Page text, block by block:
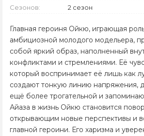
Сезонов:
2 сезон
Главная героиня Ойкю, играющая
амбициозной молодого модельера,
собой яркий образ, наполненный
конфликтами и стремлениями. Её
который воспринимает её лишь как
создают тонкую линию напряжения,
ещё более трогательной и
Айаза в жизнь Ойкю становится
открывающим новые перспективы и
главной героини. Его харизма и